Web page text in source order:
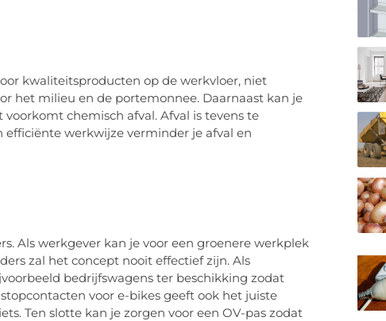
kwaliteitsproducten op de werkvloer, niet
het milieu en de portemonnee. Daarnaast kan je
chemisch afval. Afval is tevens te
werkwijze verminder je afval en
Als werkgever kan je voor een groenere werkplek
zal het concept nooit effectief zijn. Als
bedrijfswagens ter beschikking zodat
voor e-bikes geeft ook het juiste
Ten slotte kan je zorgen voor een OV-pas zodat